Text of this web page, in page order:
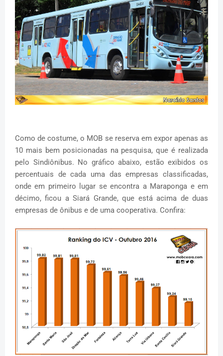
Como de costume, o MOB se reserva em expor apenas as
10 mais bem posicionadas na pesquisa, que é realizada
pelo Sindiônibus. No gráfico abaixo, estão exibidos os
percentuais de cada uma das empresas classificadas,
onde em primeiro lugar se encontra a Maraponga e em
décimo, ficou a Siará Grande, que está acima de duas
empresas de ônibus e de uma cooperativa. Confira: